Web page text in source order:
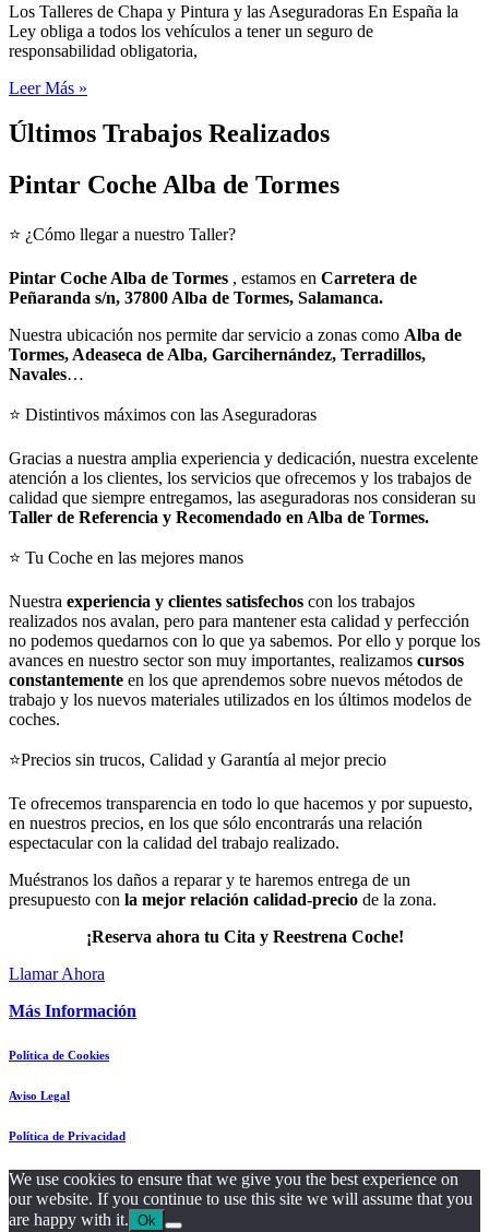
Los Talleres de Chapa y Pintura y las Aseguradoras En España la
Ley obliga a todos los vehículos a tener un seguro de
responsabilidad obligatoria,
Leer Más »
Últimos Trabajos Realizados
Pintar Coche Alba de Tormes
⭐ ¿Cómo llegar a nuestro Taller?
Pintar Coche Alba de Tormes , estamos en Carretera de
Peñaranda s/n, 37800 Alba de Tormes, Salamanca.
Nuestra ubicación nos permite dar servicio a zonas como Alba de
Tormes, Adeaseca de Alba, Garcihernández, Terradillos,
Navales…
⭐ Distintivos máximos con las Aseguradoras
Gracias a nuestra amplia experiencia y dedicación, nuestra excelente
atención a los clientes, los servicios que ofrecemos y los trabajos de
calidad que siempre entregamos, las aseguradoras nos consideran su
Taller de Referencia y Recomendado en Alba de Tormes.
⭐ Tu Coche en las mejores manos
Nuestra experiencia y clientes satisfechos con los trabajos
realizados nos avalan, pero para mantener esta calidad y perfección
no podemos quedarnos con lo que ya sabemos. Por ello y porque los
avances en nuestro sector son muy importantes, realizamos cursos
constantemente en los que aprendemos sobre nuevos métodos de
trabajo y los nuevos materiales utilizados en los últimos modelos de
coches.
⭐Precios sin trucos, Calidad y Garantía al mejor precio
Te ofrecemos transparencia en todo lo que hacemos y por supuesto,
en nuestros precios, en los que sólo encontrarás una relación
espectacular con la calidad del trabajo realizado.
Muéstranos los daños a reparar y te haremos entrega de un
presupuesto con la mejor relación calidad-precio de la zona.
¡Reserva ahora tu Cita y Reestrena Coche!
Llamar Ahora
Más Información
Política de Cookies
Aviso Legal
Política de Privacidad
We use cookies to ensure that we give you the best experience on
our website. If you continue to use this site we will assume that you
are happy with it. Ok